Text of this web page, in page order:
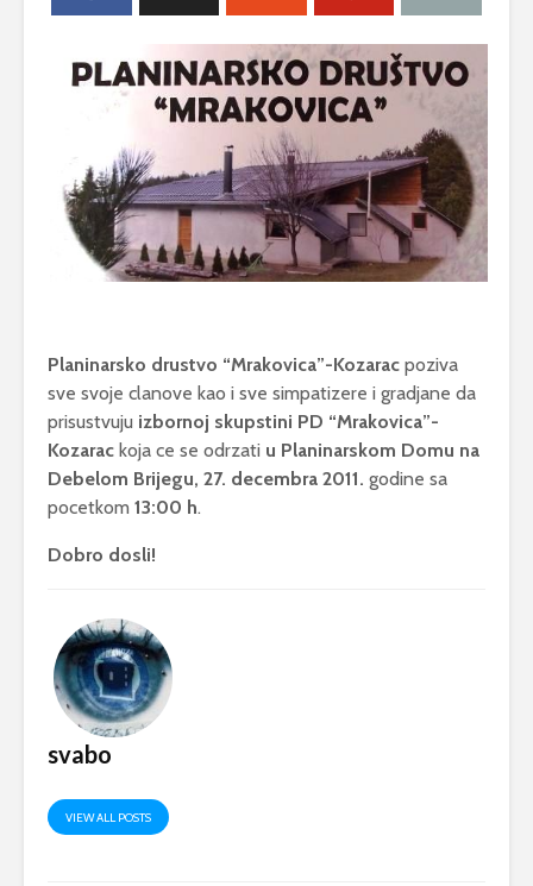
Planinarsko drustvo “Mrakovica”-Kozarac poziva
sve svoje clanove kao i sve simpatizere i gradjane da
prisustvuju izbornoj skupstini PD “Mrakovica”-
Kozarac koja ce se odrzati u Planinarskom Domu na
Debelom Brijegu, 27. decembra 2011. godine sa
pocetkom 13:00 h.
Dobro dosli!
svabo
VIEW ALL POSTS